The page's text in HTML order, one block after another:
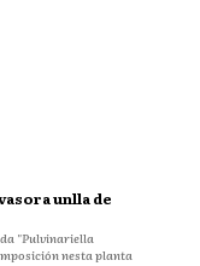
unlla de
"Pulvinariella
nesta planta